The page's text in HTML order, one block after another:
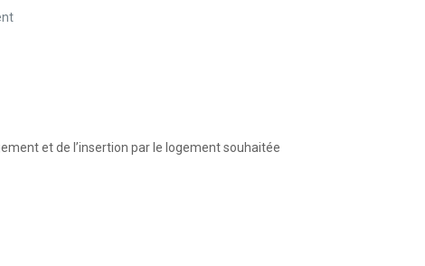
et de l’insertion par le logement souhaitée